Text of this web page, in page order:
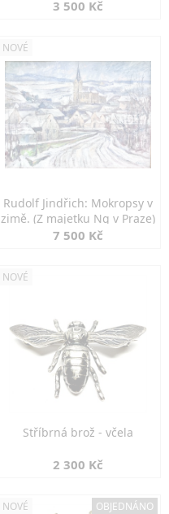
3 500 Kč
NOVÉ
Rudolf Jindřich: Mokropsy v
zimě. (Z majetku Ng v Praze)
7 500 Kč
NOVÉ
Stříbrná brož - včela
2 300 Kč
NOVÉ OBJEDNÁNO